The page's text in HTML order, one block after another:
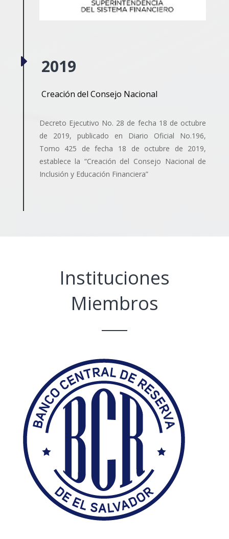
E 2019
Creación del Consejo Nacional
Decreto Ejecutivo No. 28 de fecha 18 de octubre
de 2019, publicado en Diario Oficial No.196,
Tomo 425 de fecha 18 de octubre de 2019,
establece la “Creación del Consejo Nacional de
Inclusión y Educación Financiera”
Instituciones
Miembros